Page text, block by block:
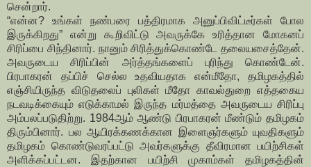
சென்றார்.
“என்ன? உங்கள் நண்பரை பத்திரமாக அனுப்பிவிட்டீர்கள் போல
இருக்கிறது” என்று கூறிவிட்டு அவருக்கே உரித்தான மோகனப்
சிரிப்பை சிந்தினார். நானும் சிரித்துக்கொண்டே தலையசைத்தேன்.
அவருடைய சிரிப்பின் அர்த்தங்களைப் புரிந்து கொண்டேன்.
பிரபாகரன் தப்பிச் செல்ல உதவியதாக என்மீதோ, தமிழகத்தில்
எஞ்சியிருந்த விடுதலைப் புலிகள் மீதோ காவல்துறை எத்தகைய
நடவடிக்கையும் எடுக்காமல் இருந்த மர்மத்தை அவருடைய சிரிப்பு
அம்பலப்படுதிற்று. 1984ஆம் ஆண்டு பிரபாகரன் மீண்டும் தமிழகம்
திரும்பினார். பல ஆயிரக்கணக்கான இளைஞர்களும் யுவதிகளும்
தமிழகம் கொண்டுவரப்பட்டு அவர்களுக்கு தீவிரமான பயிற்சிகள்
அளிக்கப்பட்டன. இதற்கான பயிற்சி முகாம்கள் தமிழகத்தின்